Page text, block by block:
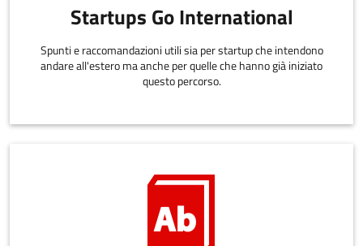
Startups Go International
Spunti e raccomandazioni utili sia per startup che intendono
andare all'estero ma anche per quelle che hanno già iniziato
questo percorso.